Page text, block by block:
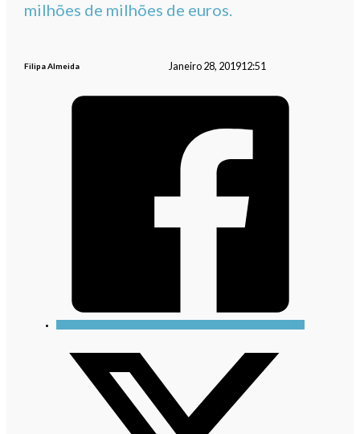
milhões de milhões de euros.
Filipa Almeida Janeiro 28, 201912:51